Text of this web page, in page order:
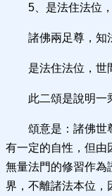
5、是法住法位
諸佛兩足尊，知
是法住法位，世
此二頌是說明一
頌意是：諸佛世
有一定的自性，但由
無量法門的修習作為
界，不離諸法本位，